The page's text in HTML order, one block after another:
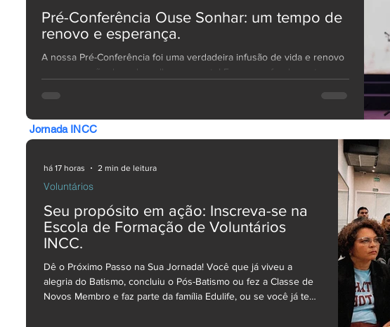
Pré-Conferência Ouse Sonhar: um tempo de
renovo e esperança.
A nossa Pré-Conferência foi uma verdadeira infusão de vida e renovo
para o coração de cada mulher presente! Fomos profundamente
uma palavra viva e cheia de esperança: continue lavando as redes!
resultado esperado, não desista. Continue orando, louvando e
permanecendo firme, porque Deus continua trabalhando no secreto,
Seu propósito em ação: Inscreva-se na
Escola de Formação de Voluntários
INCC.
Dê o Próximo Passo na Sua Jornada! Você que já viveu a
alegria do Batismo, concluiu o Pós-Batismo ou fez a Classe de
Novos Membro e faz parte da família Edulife, ou se você já tem
Voluntários
há 17 horas 2 min de leitura
Jornada INCC